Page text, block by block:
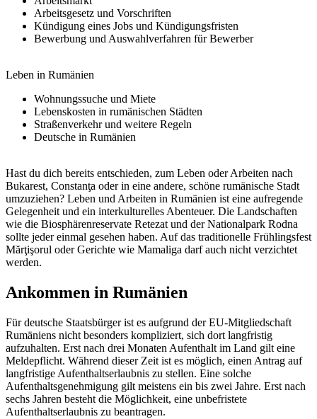
Arbeitsgesetz und Vorschriften
Kündigung eines Jobs und Kündigungsfristen
Bewerbung und Auswahlverfahren für Bewerber
Leben in Rumänien
Wohnungssuche und Miete
Lebenskosten in rumänischen Städten
Straßenverkehr und weitere Regeln
Deutsche in Rumänien
Hast du dich bereits entschieden, zum Leben oder Arbeiten nach
Bukarest, Constanţa oder in eine andere, schöne rumänische Stadt
umzuziehen? Leben und Arbeiten in Rumänien ist eine aufregende
Gelegenheit und ein interkulturelles Abenteuer. Die Landschaften
wie die Biosphärenreservate Retezat und der Nationalpark Rodna
sollte jeder einmal gesehen haben. Auf das traditionelle Frühlingsfest
Mărţişorul oder Gerichte wie Mamaliga darf auch nicht verzichtet
werden.
Ankommen in Rumänien
Für deutsche Staatsbürger ist es aufgrund der EU-Mitgliedschaft
Rumäniens nicht besonders kompliziert, sich dort langfristig
aufzuhalten. Erst nach drei Monaten Aufenthalt im Land gilt eine
Meldepflicht. Während dieser Zeit ist es möglich, einen Antrag auf
langfristige Aufenthaltserlaubnis zu stellen. Eine solche
Aufenthaltsgenehmigung gilt meistens ein bis zwei Jahre. Erst nach
sechs Jahren besteht die Möglichkeit, eine unbefristete
Aufenthaltserlaubnis zu beantragen.